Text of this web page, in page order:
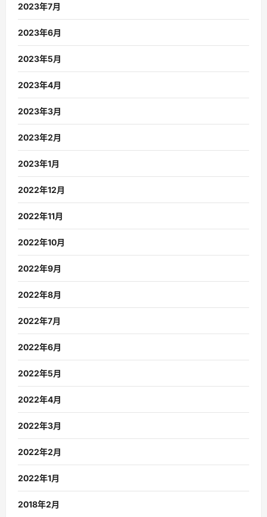
2023年7月
2023年6月
2023年5月
2023年4月
2023年3月
2023年2月
2023年1月
2022年12月
2022年11月
2022年10月
2022年9月
2022年8月
2022年7月
2022年6月
2022年5月
2022年4月
2022年3月
2022年2月
2022年1月
2018年2月